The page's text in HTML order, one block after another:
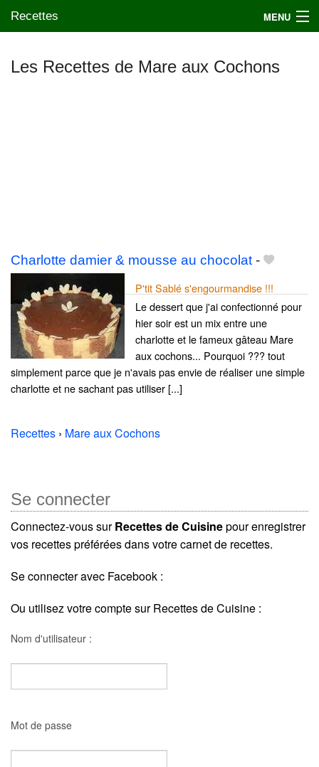
Recettes MENU
Les Recettes de Mare aux Cochons
Charlotte damier & mousse au chocolat -
P'tit Sablé s'engourmandise !!!
Le dessert que j'ai confectionné pour
hier soir est un mix entre une
charlotte et le fameux gâteau Mare
aux cochons... Pourquoi ??? tout
simplement parce que je n'avais pas envie de réaliser une simple
charlotte et ne sachant pas utiliser [...]
Recettes › Mare aux Cochons
Se connecter
Connectez-vous surRecettes de Cuisinepour enregistrer
vos recettes préférées dans votre carnet de recettes.
Se connecter avec Facebook :
Ou utilisez votre compte sur Recettes de Cuisine :
Nom d'utilisateur :
Mot de passe